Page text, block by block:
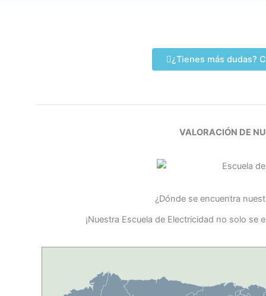
¿Tienes más dudas?
VALORACIÓN DE
¿Dónde se encuentra
¡Nuestra Escuela de Electricidad no solo